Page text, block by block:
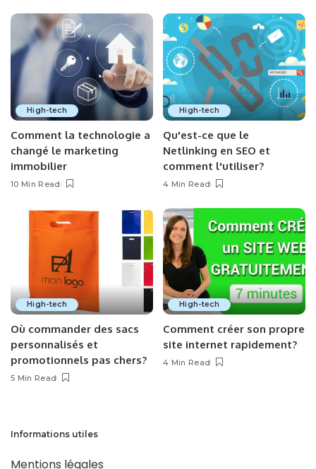
High-tech
Comment la technologie a
changé le marketing
immobilier
10 Min Read
High-tech
Qu'est-ce que le
Netlinking en SEO et
comment l'utiliser?
4 Min Read
High-tech
Où commander des sacs
personnalisés et
promotionnels pas chers?
5 Min Read
High-tech
Comment créer son propre
site internet rapidement?
4 Min Read
Informations utiles
Mentions légales